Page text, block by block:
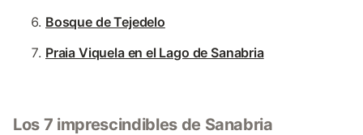
Bosque de Tejedelo
Praia Viquela en el Lago de Sanabria
Los 7 imprescindibles de Sanabria